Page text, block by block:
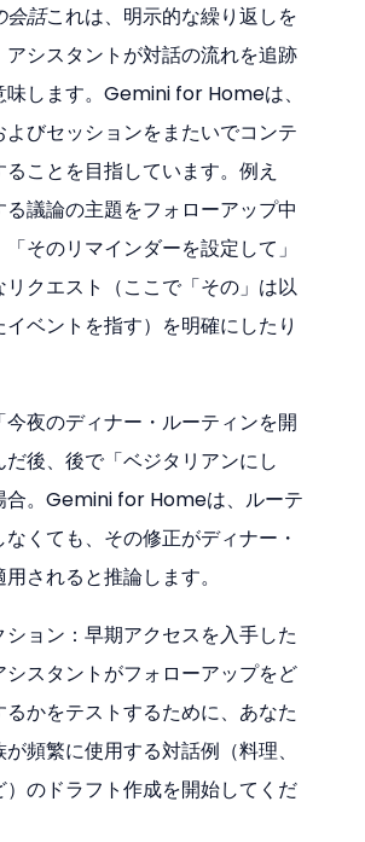
会話これは、明示的な繰り返しを
シスタントが対話の流れを追跡
味します。Gemini for Homeは、
びセッションをまたいでコンテ
ことを目指しています。例え
議論の主題をフォローアップ中
そのリマインダーを設定して」
リクエスト（ここで「その」は以
ベントを指す）を明確にしたり
今夜のディナー・ルーティンを開
後、後で「ベジタリアンにし
合。Gemini for Homeは、ルーテ
くても、その修正がディナー・
されると推論します。
ョン：早期アクセスを入手した
スタントがフォローアップをど
かをテストするために、あなた
頻繁に使用する対話例（料理、
のドラフト作成を開始してくだ